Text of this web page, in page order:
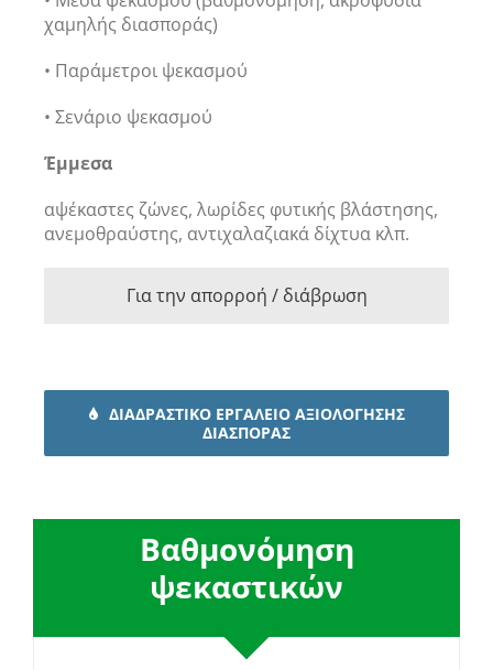
χαμηλής διασποράς)
• Παράμετροι ψεκασμού
• Σενάριο ψεκασμού
Έμμεσα
αψέκαστες ζώνες, λωρίδες φυτικής βλάστησης,
ανεμοθραύστης, αντιχαλαζιακά δίχτυα κλπ.
Για την απορροή / διάβρωση
ΔΙΑΔΡΑΣΤΙΚΟ ΕΡΓΑΛΕΙΟ ΑΞΙΟΛΟΓΗΣΗΣ
ΔΙΑΣΠΟΡΑΣ
Βαθμονόμηση
ψεκαστικών